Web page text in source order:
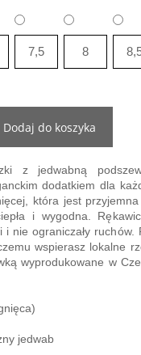
7,5 8
Dodaj do koszyka
z jedwabną
dodatkiem dla
która jest
i wygodna.
i nie ograniczały
wspierasz lokalne
wyprodukowane w
jedwab